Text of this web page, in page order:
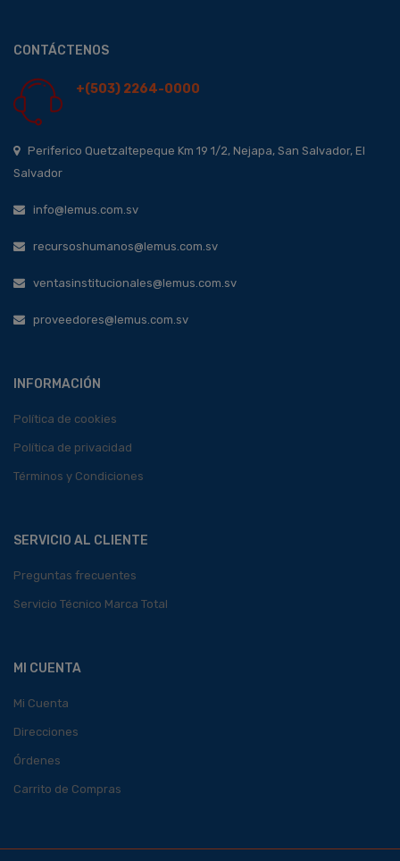
CONTÁCTENOS
+(503) 2264-0000
Periferico Quetzaltepeque Km 19 1/2, Nejapa, San Salvador, El
Salvador
info@lemus.com.sv
recursoshumanos@lemus.com.sv
ventasinstitucionales@lemus.com.sv
proveedores@lemus.com.sv
INFORMACIÓN
Política de cookies
Política de privacidad
Términos y Condiciones
SERVICIO AL CLIENTE
Preguntas frecuentes
Servicio Técnico Marca Total
MI CUENTA
Mi Cuenta
Direcciones
Órdenes
Carrito de Compras